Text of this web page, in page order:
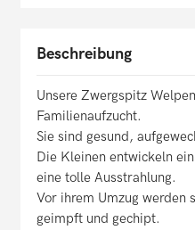
Beschreibung
Unsere Zwergspitz
Familienaufzucht.
Sie sind gesund,
Die Kleinen entwickeln
eine tolle Ausstrahlung.
Vor ihrem Umzug werden
geimpft und gechipt.